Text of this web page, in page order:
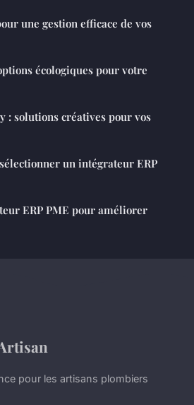
une gestion efficace de vos
écologiques pour votre
: solutions créatives pour vos
un intégrateur ERP
ERP PME pour améliorer
pour les artisans plombiers